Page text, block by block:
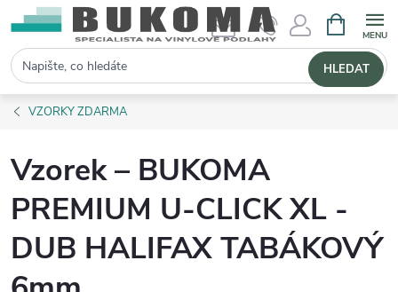
Hledat HLEDAT
VZORKY ZDARMA
Vzorek – BUKOMA
PREMIUM U-CLICK XL -
DUB HALIFAX TABÁKOVÝ